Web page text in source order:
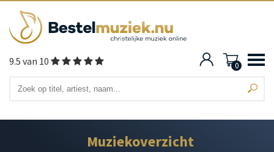
9.5 van 10 0
Muziekoverzicht